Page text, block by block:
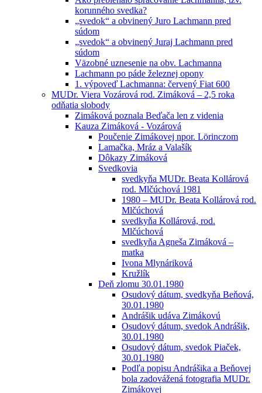
korunného svedka?
„svedok“ a obvinený Juro Lachmann pred
súdom
„svedok“ a obvinený Juraj Lachmann pred
súdom
Väzobné uznesenie na obv. Lachmanna
Lachmann po páde železnej opony
1. výpoveď Lachmanna: červený Fiat 600
MUDr. Viera Vozárová rod. Zimáková – 2,5 roka
odňatia slobody
Zimáková poznala Beďača len z videnia
Kauza Zimáková - Vozárová
Poučenie Zimákovej npor. Lörinczom
Lamačka, Mráz a Valašík
Dôkazy Zimáková
Svedkovia
svedkyňa MUDr. Beata Kollárová
rod. Mlčúchová 1981
1980 – MUDr. Beata Kollárová rod.
Mlčúchová
svedkyňa Kollárová, rod.
Mlčúchová
svedkyňa Agneša Zimáková –
matka
Ivona Mlynáriková
Kružlík
Deň zlomu 30.01.1980
Osudový dátum, svedkyňa Beňová,
30.01.1980
Andrášik udáva Zimákovú
Osudový dátum, svedok Andrášik,
30.01.1980
Osudový dátum, svedok Piaček,
30.01.1980
Podľa popisu Andrášika a Beňovej
bola zadovážená fotografia MUDr.
Zimákovej